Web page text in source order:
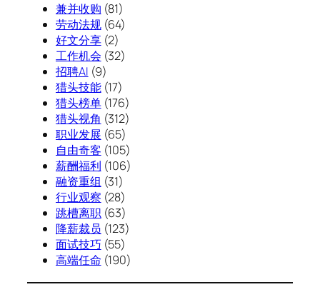
兼并收购 (81)
劳动法规(64)
好文分享(2)
工作机会 (32)
招聘AI (9)
猎头技能(17)
猎头榜单(176)
猎头视角 (312)
职业发展 (65)
自由奇客 (105)
薪酬福利 (106)
融资重组 (31)
行业观察 (28)
跳槽离职(63)
降薪裁员 (123)
面试技巧 (55)
高端任命 (190)